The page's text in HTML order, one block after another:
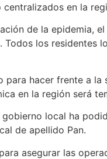
en la
de la epidemia,
los residentes
hacer frente a la
en la región será
local ha
de apellido Pan.
asegurar las